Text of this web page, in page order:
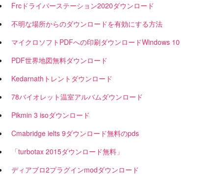
Frcドライバーステーション2020ダウンロード
不明な場所からのダウンロードを有効にする方法
マイクロソフトPDFへの印刷ダウンロードWindows 10
PDF世界地図無料ダウンロード
Kedarnathトレントダウンロード
78バイオレット温室アルバムダウンロード
Pikmin 3 isoダウンロード
Cmabridge ielts 9ダウンロード無料のpds
「turbotax 2015ダウンロード無料」
ディアブロ2プラグインmodダウンロード